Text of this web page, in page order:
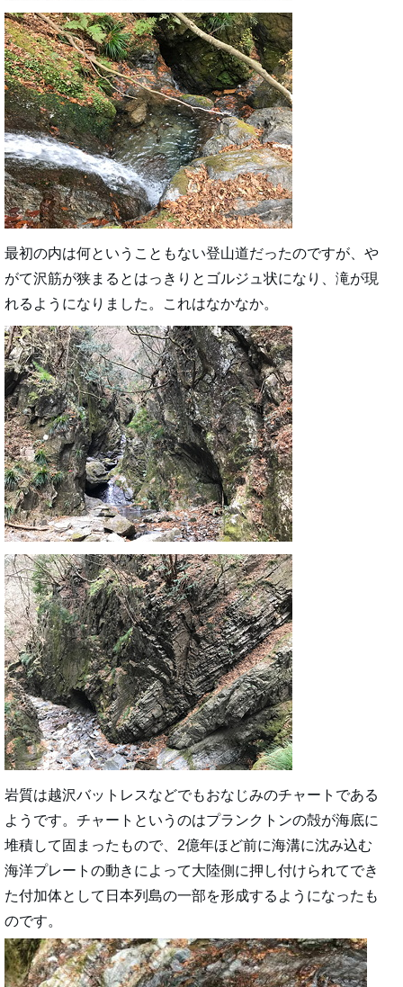
最初の内は何ということもない登山道だったのですが、や
がて沢筋が狭まるとはっきりとゴルジュ状になり、滝が現
れるようになりました。これはなかなか。
岩質は越沢バットレスなどでもおなじみのチャートである
ようです。チャートというのはプランクトンの殻が海底に
堆積して固まったもので、2億年ほど前に海溝に沈み込む
海洋プレートの動きによって大陸側に押し付けられてでき
た付加体として日本列島の一部を形成するようになったも
のです。